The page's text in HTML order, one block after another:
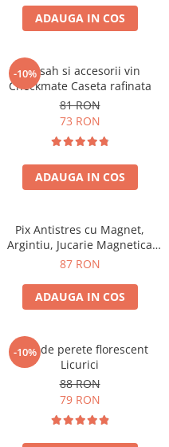
ADAUGA IN COS
-10%
Set sah si accesorii vin
Checkmate Caseta rafinata
81 RON
73 RON
ADAUGA IN COS
Pix Antistres cu Magnet,
Argintiu, Jucarie Magnetica
pentru Birou
87 RON
ADAUGA IN COS
-10%
Ceas de perete florescent
Licurici
88 RON
79 RON